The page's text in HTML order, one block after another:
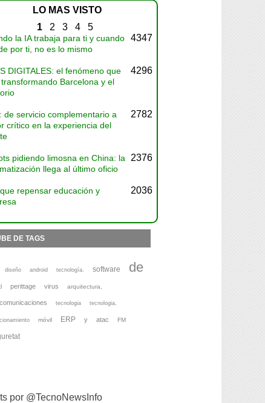
LO MAS VISTO
1 2 3 4 5
la IA trabaja para ti y cuando
por ti, no es lo mismo
4347
DIGITALES: el fenómeno que
Barcelona y el
4296
de servicio complementario a
crítico en la experiencia del
2782
pidiendo limosna en China: la
llega al último oficio
2376
repensar educación y
2036
DE TAGS
diseño android tecnología, software de
perittage virus arquitectura,
tecnologia tecnologia,
móvil ERP y atac FM
por @TecnoNewsInfo